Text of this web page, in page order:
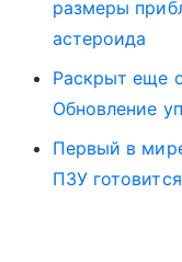
размеры
астероида
Раскрыт еще
Обновление
Первый в
ПЗУ